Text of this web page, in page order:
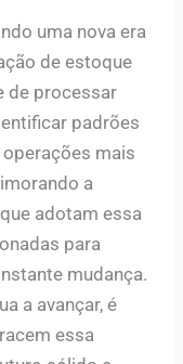
uma nova era
de estoque
de processar
padrões
mais
a
adotam essa
para
mudança.
a avançar, é
essa